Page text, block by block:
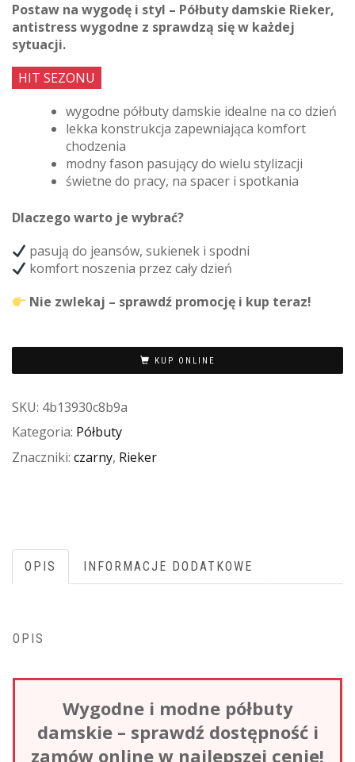
Postaw na wygodę i styl – Półbuty damskie Rieker,
antistress wygodne z sprawdzą się w każdej
sytuacji.
HIT SEZONU
wygodne półbuty damskie idealne na co dzień
lekka konstrukcja zapewniająca komfort
chodzenia
modny fason pasujący do wielu stylizacji
świetne do pracy, na spacer i spotkania
Dlaczego warto je wybrać?
pasują do jeansów, sukienek i spodni
komfort noszenia przez cały dzień
Nie zwlekaj – sprawdź promocję i kup teraz!
KUP ONLINE
SKU: 4b13930c8b9a
Kategoria: Półbuty
Znaczniki: czarny, Rieker
OPIS INFORMACJE DODATKOWE
OPIS
Wygodne i modne półbuty
damskie – sprawdź dostępność i
zamów online w najlepszej cenie!